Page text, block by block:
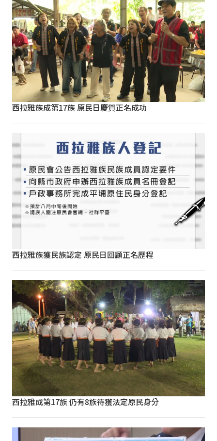
西拉雅族成第17族 原民日慶賀正名成功
西拉雅族獲民族認定 原民日回顧正名歷程
西拉雅成第17族 仍有8族待獲法定原民身分